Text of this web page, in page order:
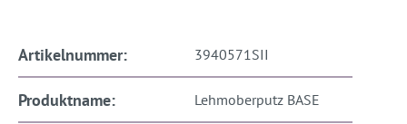
Artikelnummer: 3940571SII
Produktname: Lehmoberputz BASE